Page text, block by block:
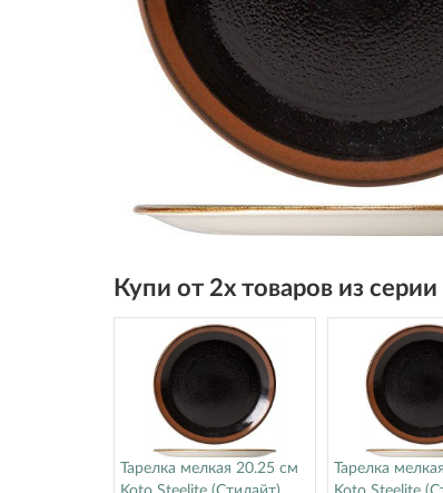
Купи от 2х товаров из
Тарелка мелкая 20.25 см
Тарелка